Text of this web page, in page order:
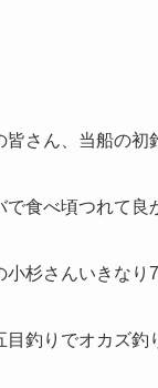
さん、当船の初
で食べ頃つれて良
小杉さんいきな
目釣りでオカズ